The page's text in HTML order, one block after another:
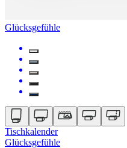
Glücksgefühle
Tischkalender
Glücksgefühle